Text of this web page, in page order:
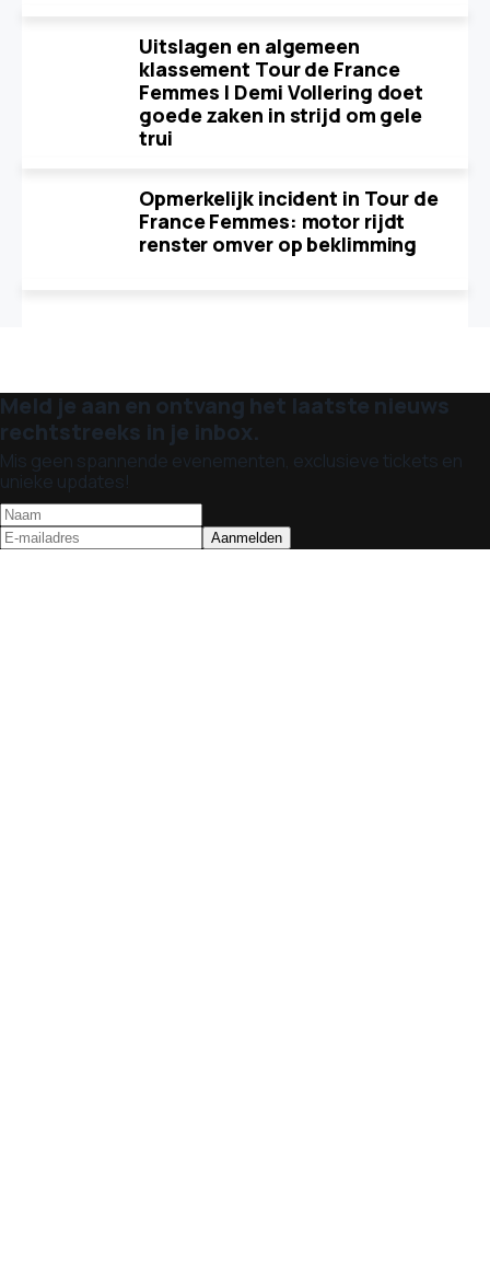
Uitslagen en algemeen
klassement Tour de France
Femmes | Demi Vollering doet
goede zaken in strijd om gele
trui
Opmerkelijk incident in Tour de
France Femmes: motor rijdt
renster omver op beklimming
Meld je aan en ontvang het laatste nieuws
rechtstreeks in je inbox.
Mis geen spannende evenementen, exclusieve tickets en
unieke updates!